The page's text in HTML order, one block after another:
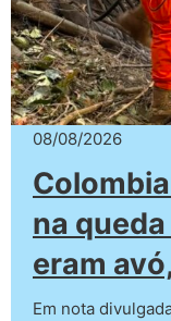
08/08/2026
na
eram
Em nota